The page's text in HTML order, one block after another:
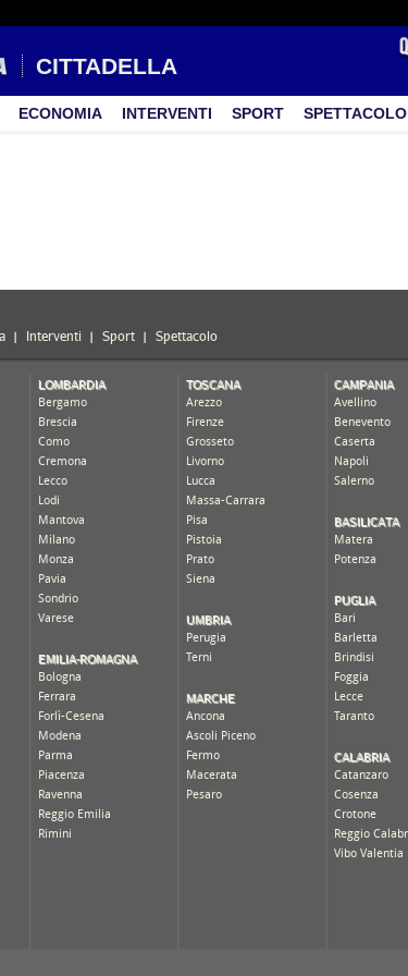
CITTADELLA
ECONOMIA INTERVENTI SPORT SPETTACOLO